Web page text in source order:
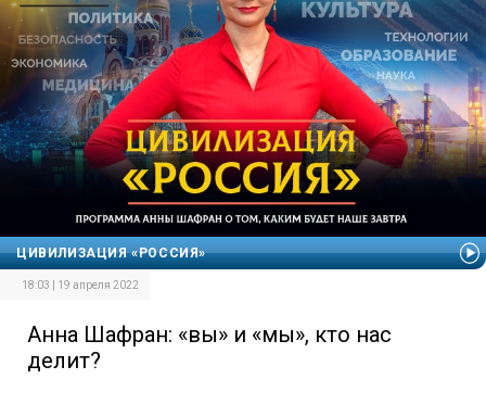
ЦИВИЛИЗАЦИЯ «РОССИЯ»
18:03 | 19 апреля 2022
Анна Шафран: «вы» и «мы», кто нас
делит?